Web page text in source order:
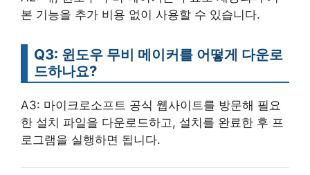
본 기능을 추가 비용 없이 사용할 수 있습니다.
Q3: 윈도우 무비 메이커를 어떻게 다운로
드하나요?
A3: 마이크로소프트 공식 웹사이트를 방문해 필요
한 설치 파일을 다운로드하고, 설치를 완료한 후 프
로그램을 실행하면 됩니다.